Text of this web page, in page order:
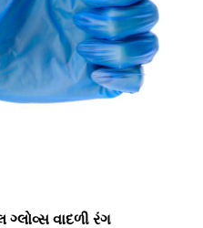
ગ્લોવ્સ વાદળી રંગ